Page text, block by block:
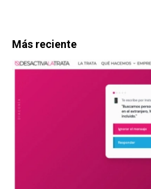
Más reciente